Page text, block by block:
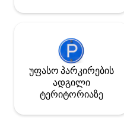
უფასო პარკირების
ადგილი
ტერიტორიაზე